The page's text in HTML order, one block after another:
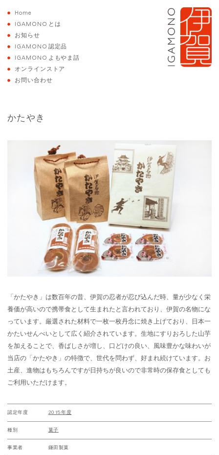
Home
IGAMONO とは
お知らせ
IGAMONO 認定品
IGAMONO よもやま話
オンラインストア
お問い合わせ
かたやき
「かたやき」は数百年の昔、伊賀の忍者が忍び込んだ時、量が少なく栄
養価が高いので携帯食として生まれたと言われており、伊賀の名物にな
っています。厳選された材料で一枚一枚丹念に焼き上げており、日本一
かたいせんべいとして広く紹介されています。生地にすりおろした山芋
を加えることで、香ばしさが増し、口どけの良い、風味豊かな味わいが
当店の「かたやき」の特徴で、世代を問わず、好まれ続けています。お
土産、進物はもちろんですが日持ちが良いので非常時の保存食としても
ご利用いただけます。
認定年度 2015年度
種別 菓子
事業者 鎌田製菓